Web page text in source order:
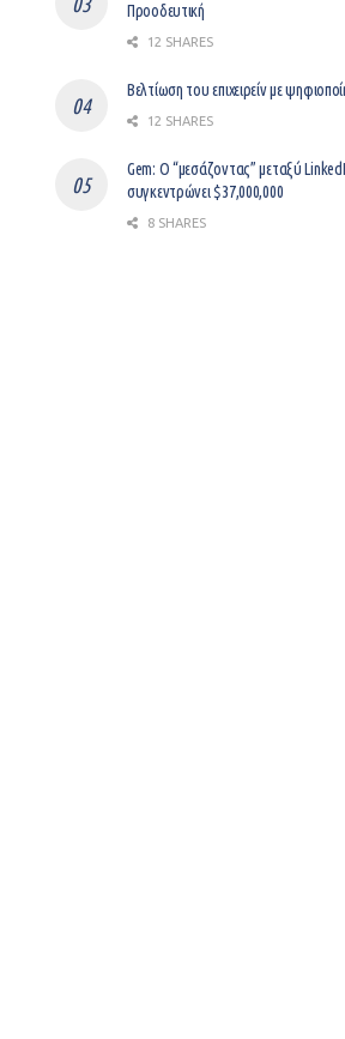
Προοδευτική
12 SHARES
Βελτίωση του επιχειρείν με
12 SHARES
Gem: Ο “μεσάζοντας” μεταξύ
συγκεντρώνει $37,000,000
8 SHARES